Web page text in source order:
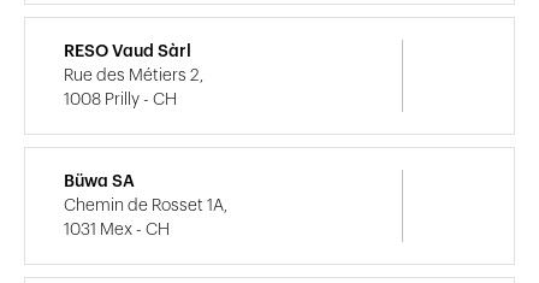
RESO Vaud Sàrl
Rue des Métiers 2,
1008 Prilly - CH
Büwa SA
Chemin de Rosset 1A,
1031 Mex - CH